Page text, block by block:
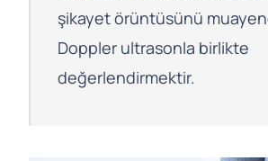
şikayet örüntüsünü
Doppler ultrasonla birlikte
değerlendirmektir.